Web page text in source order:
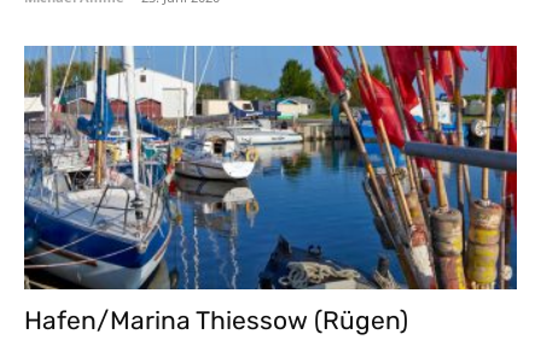
Hafen/Marina Thiessow (Rügen)